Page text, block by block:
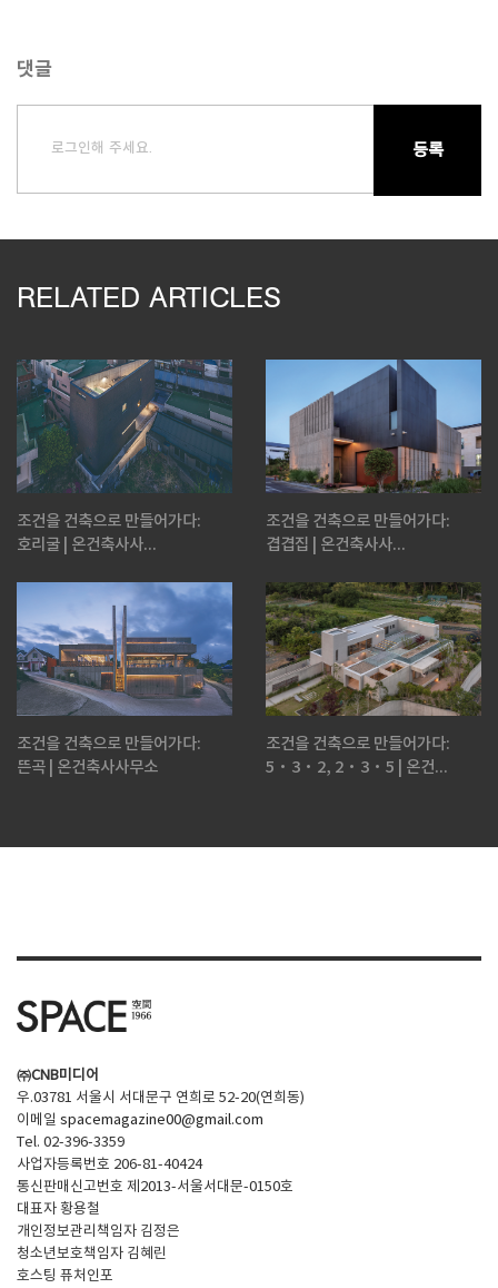
댓글
로그인해 주세요. 등록
RELATED ARTICLES
조건을 건축으로 만들어가다:
호리굴 | 온건축사사...
조건을 건축으로 만들어가다:
겹겹집 | 온건축사사...
조건을 건축으로 만들어가다:
뜬곡 | 온건축사사무소
조건을 건축으로 만들어가다:
5·3·2, 2·3·5 | 온건...
㈜CNB미디어
우.03781 서울시 서대문구 연희로 52-20(연희동)
이메일 spacemagazine00@gmail.com
Tel. 02-396-3359
사업자등록번호 206-81-40424
통신판매신고번호 제2013-서울서대문-0150호
대표자 황용철
개인정보관리책임자 김정은
청소년보호책임자 김혜린
호스팅 퓨처인포